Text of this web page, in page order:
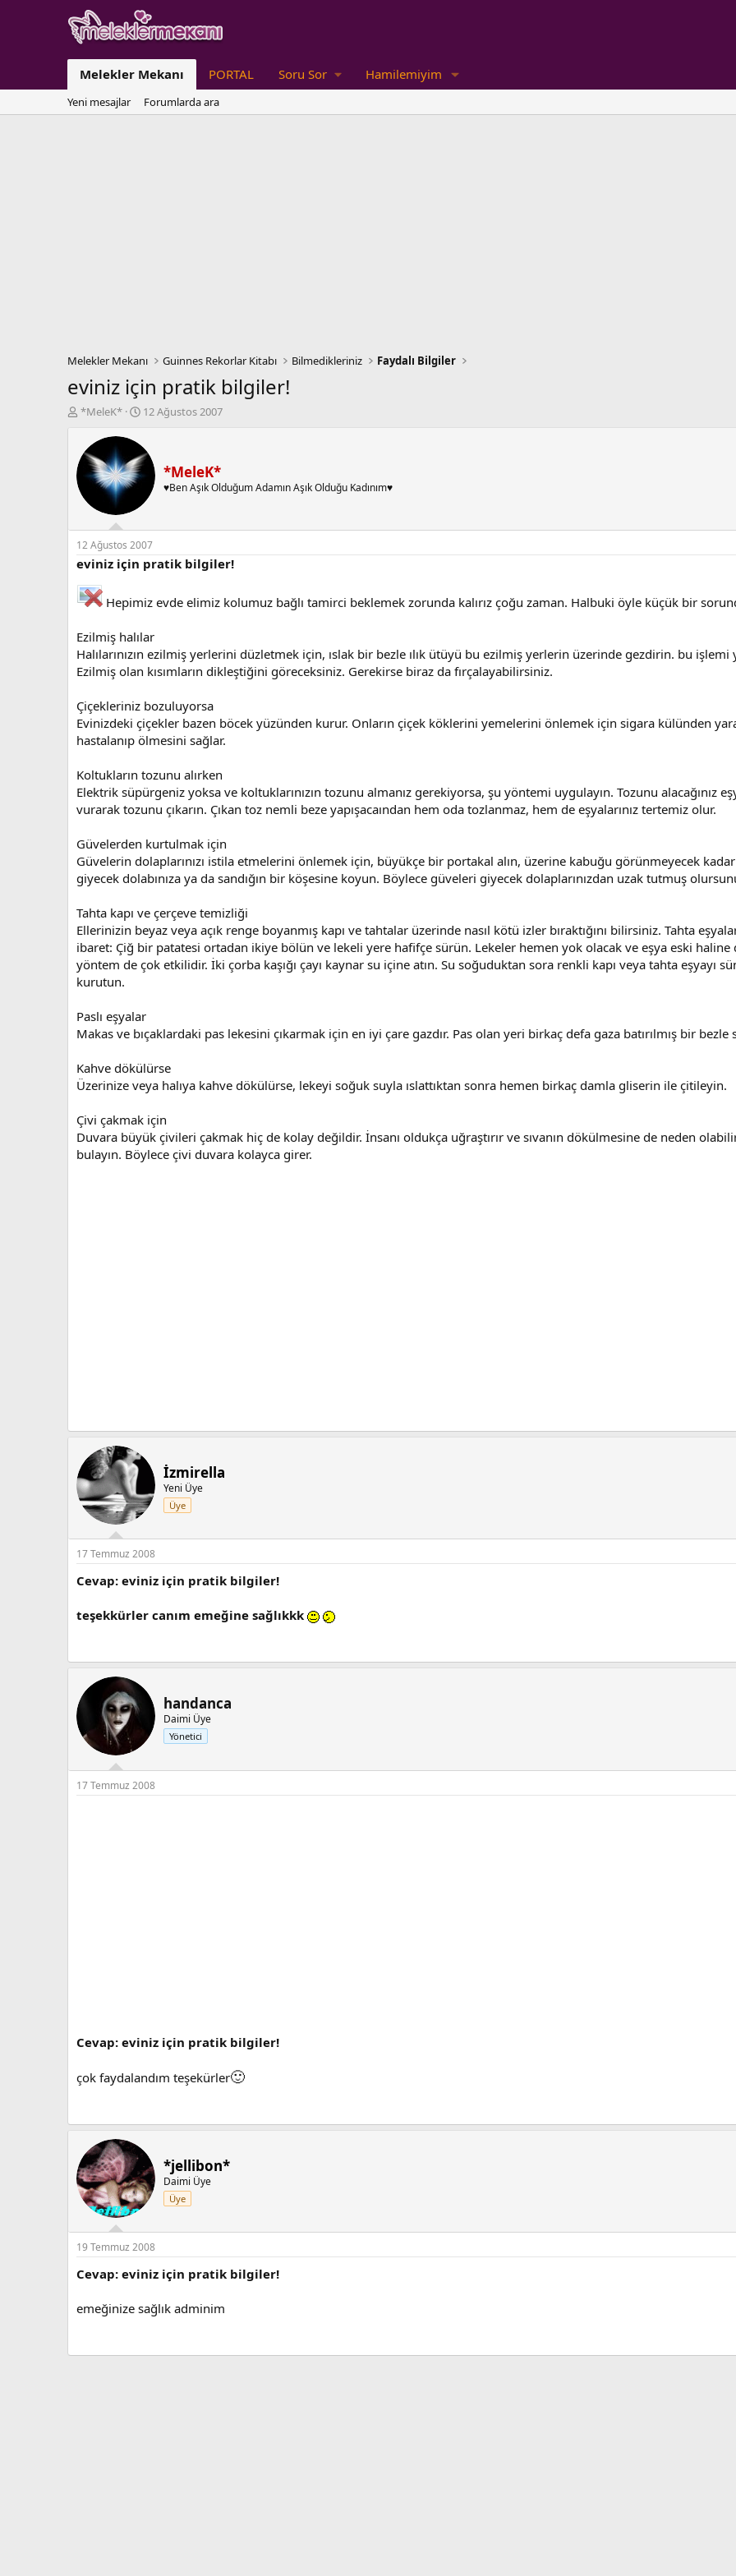
Melekler Mekanı PORTAL Soru Sor Hamilemiyim
Yeni mesajlar Forumlarda ara
Melekler Mekanı Guinnes Rekorlar Kitabı Bilmedikleriniz Faydalı Bilgiler
eviniz için pratik bilgiler!
K
b
u
a
ş
l
a
t
a
*MeleK*
B
l
g
ç
t
a
r
h
12 Ağustos 2007
*MeleK*
♥Ben Aşık Olduğum Adamın Aşık Olduğu Kadınım♥
12 Ağustos 2007
eviniz için pratik bilgiler!
Hepimiz evde elimiz kolumuz bağlı tamirci beklemek zorunda kalırız çoğu zaman. Halbuki öyle küçük bir
Ezilmiş halılar
Halılarınızın ezilmiş yerlerini düzletmek için, ıslak bir bezle ılık ütüyü bu ezilmiş yerlerin üzerinde gezdirin. bu işlemi
Ezilmiş olan kısımların dikleştiğini göreceksiniz. Gerekirse biraz da fırçalayabilirsiniz.
Çiçekleriniz bozuluyorsa
Evinizdeki çiçekler bazen böcek yüzünden kurur. Onların çiçek köklerini yemelerini önlemek için sigara külünden
hastalanıp ölmesini sağlar.
Koltukların tozunu alırken
Elektrik süpürgeniz yoksa ve koltuklarınızın tozunu almanız gerekiyorsa, şu yöntemi uygulayın. Tozunu alacağınız
vurarak tozunu çıkarın. Çıkan toz nemli beze yapışacaından hem oda tozlanmaz, hem de eşyalarınız tertemiz olur.
Güvelerden kurtulmak için
Güvelerin dolaplarınızı istila etmelerini önlemek için, büyükçe bir portakal alın, üzerine kabuğu görünmeyecek
giyecek dolabınıza ya da sandığın bir köşesine koyun. Böylece güveleri giyecek dolaplarınızdan uzak tutmuş
Tahta kapı ve çerçeve temizliği
Ellerinizin beyaz veya açık renge boyanmış kapı ve tahtalar üzerinde nasıl kötü izler bıraktığını bilirsiniz. Tahta
ibaret: Çiğ bir patatesi ortadan ikiye bölün ve lekeli yere hafifçe sürün. Lekeler hemen yok olacak ve eşya eski haline
yöntem de çok etkilidir. İki çorba kaşığı çayı kaynar su içine atın. Su soğuduktan sora renkli kapı veya tahta eşyayı
kurutun.
Paslı eşyalar
Makas ve bıçaklardaki pas lekesini çıkarmak için en iyi çare gazdır. Pas olan yeri birkaç defa gaza batırılmış bir
Kahve dökülürse
Üzerinize veya halıya kahve dökülürse, lekeyi soğuk suyla ıslattıktan sonra hemen birkaç damla gliserin ile çitileyin.
Çivi çakmak için
Duvara büyük çivileri çakmak hiç de kolay değildir. İnsanı oldukça uğraştırır ve sıvanın dökülmesine de neden
bulayın. Böylece çivi duvara kolayca girer.
İzmirella
Yeni Üye
Üye
17 Temmuz 2008
Cevap: eviniz için pratik bilgiler!
teşekkürler canım emeğine sağlıkkk
handanca
Daimi Üye
Yönetici
17 Temmuz 2008
Cevap: eviniz için pratik bilgiler!
çok faydalandım teşekürler🙂
*jellibon*
Daimi Üye
Üye
19 Temmuz 2008
Cevap: eviniz için pratik bilgiler!
emeğinize sağlık adminim